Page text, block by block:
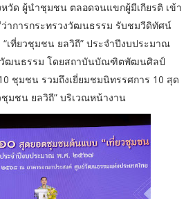
ด ผู้นำชุมชน ตลอดจนแขกผู้มีเกียรติ เข้า
าการกระทรวงวัฒนธรรม รับชมวีดิทัศน์
เที่ยวชุมชน ยลวิถี” ประจำปีงบประมาณ
วัฒนธรรม โดยสถาบันบัณฑิตพัฒนศิลป์
ชุมชน รวมถึงเยี่ยมชมนิทรรศการ 10 สุด
มชน ยลวิถี” บริเวณหน้างาน